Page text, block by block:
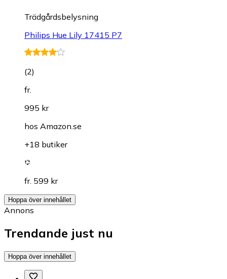
Trädgårdsbelysning
Philips Hue Lily 17415 P7
(2)
fr.
995 kr
hos Amazon.se
+18 butiker
fr. 599 kr
Hoppa över innehållet
Annons
Trendande just nu
Hoppa över innehållet